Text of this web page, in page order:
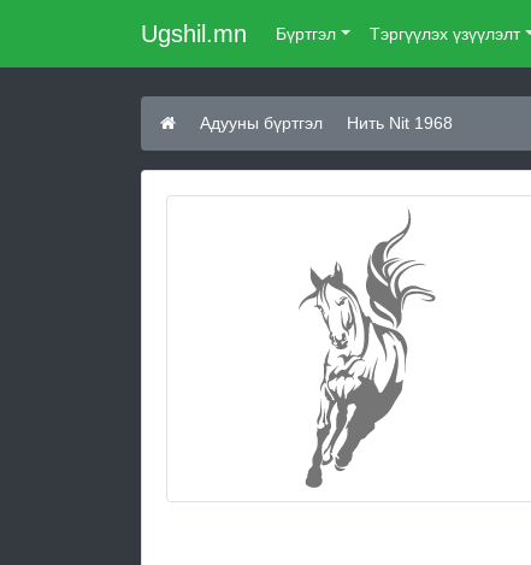
Ugshil.mn Бүртгэл Тэргүүлэх үзүүлэлт
Адууны бүртгэл Нить Nit 1968